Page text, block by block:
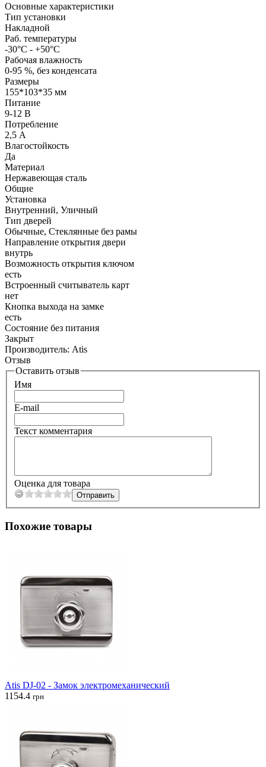
Основные характеристики
Тип установки
Накладной
Раб. температуры
-30°C - +50°C
Рабочая влажность
0-95 %, без конденсата
Размеры
155*103*35 мм
Питание
9-12 В
Потребление
2,5 А
Влагостойкость
Да
Материал
Нержавеющая сталь
Общие
Установка
Внутренний, Уличный
Тип дверей
Обычные, Стеклянные без рамы
Направление открытия двери
внутрь
Возможность открытия ключом
есть
Встроенный считыватель карт
нет
Кнопка выхода на замке
есть
Состояние без питания
Закрыт
Производитель: Atis
Отзыв
Оставить отзыв
Имя
E-mail
Текст комментария
Оценка для товара
Похожие товары
Atis DJ-02 - Замок электромеханический
1154.4 грн